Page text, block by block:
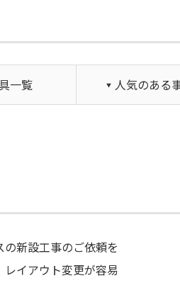
一覧 人気のある
新設工事のご依頼を
イアウト変更が容易